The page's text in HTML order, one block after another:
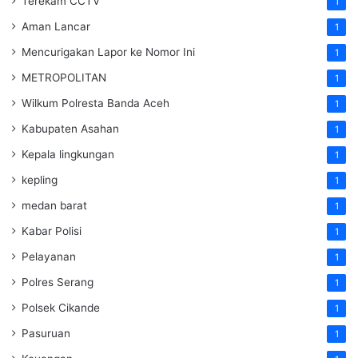
Aman Lancar 1
Mencurigakan Lapor ke Nomor Ini 1
METROPOLITAN 1
Wilkum Polresta Banda Aceh 1
Kabupaten Asahan 1
Kepala lingkungan 1
kepling 1
medan barat 1
Kabar Polisi 1
Pelayanan 1
Polres Serang 1
Polsek Cikande 1
Pasuruan 1